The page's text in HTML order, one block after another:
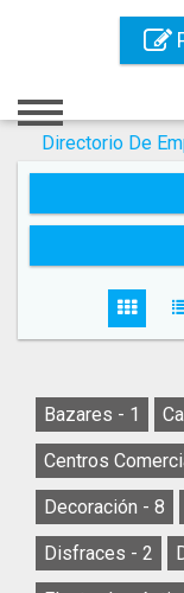
Registro
Servicios SEO
Buscar
Directorio De
Bazares - 1
Centros
Decoración - 8
Disfraces - 2